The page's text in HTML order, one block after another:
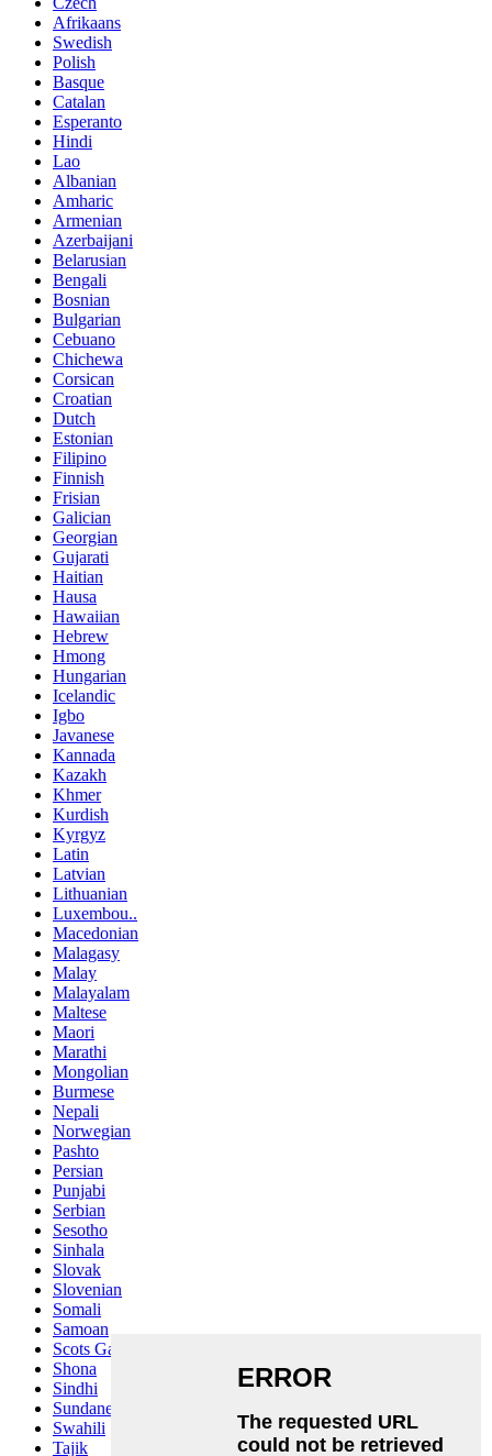
Afrikaans
Swedish
Polish
Basque
Catalan
Esperanto
Hindi
Lao
Albanian
Amharic
Armenian
Azerbaijani
Belarusian
Bengali
Bosnian
Bulgarian
Cebuano
Chichewa
Corsican
Croatian
Dutch
Estonian
Filipino
Finnish
Frisian
Galician
Georgian
Gujarati
Haitian
Hausa
Hawaiian
Hebrew
Hmong
Hungarian
Icelandic
Igbo
Javanese
Kannada
Kazakh
Khmer
Kurdish
Kyrgyz
Latin
Latvian
Lithuanian
Luxembou..
Macedonian
Malagasy
Malay
Malayalam
Maltese
Maori
Marathi
Mongolian
Burmese
Nepali
Norwegian
Pashto
Persian
Punjabi
Serbian
Sesotho
Sinhala
Slovak
Slovenian
Somali
Samoan
Scots Gaelic
Shona
Sindhi
Sundanese
Swahili
Tajik